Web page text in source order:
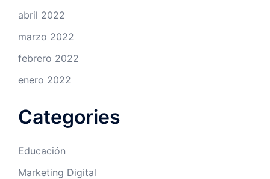
abril 2022
marzo 2022
febrero 2022
enero 2022
Categories
Educación
Marketing Digital